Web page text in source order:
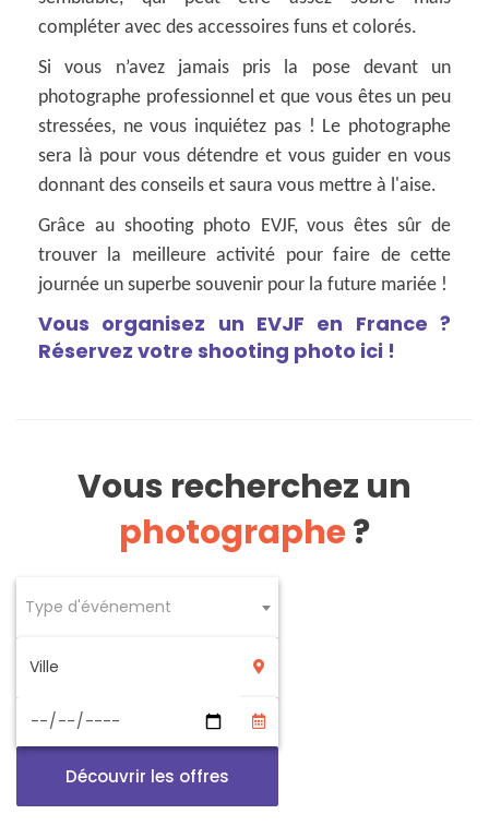
compléter avec des accessoires funs et colorés.
Si vous n’avez jamais pris la pose devant un
photographe professionnel et que vous êtes un peu
stressées, ne vous inquiétez pas ! Le photographe
sera là pour vous détendre et vous guider en vous
donnant des conseils et saura vous mettre à l'aise.
Grâce au shooting photo EVJF, vous êtes sûr de
trouver la meilleure activité pour faire de cette
journée un superbe souvenir pour la future mariée !
Vous organisez un EVJF en France ?
Réservez votre shooting photo ici !
Vous recherchez un
photographe?
Type d'événement
Découvrir les offres